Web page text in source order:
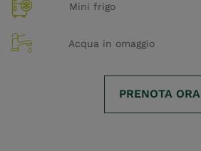
Mini frigo
Acqua in omaggio
PRENOTA ORA